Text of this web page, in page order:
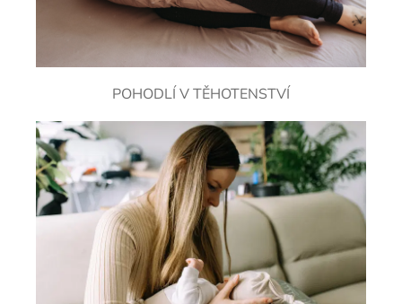
POHODLÍ V TĚHOTENSTVÍ